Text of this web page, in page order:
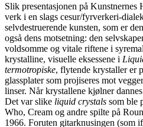
Slik presentasjonen på Kunstnernes
verk i en slags cesur/fyrverkeri-
selvdestruerende kunsten, som er
også dens motsetning: den
voldsomme og vitale riftene i
krystalline, visuelle eksessene i
termotropiske, flytende krystaller er
glassplater som projiseres mot
linser. Når krystallene kjølner
Det var slike liquid crystals som ble
Who, Cream og andre spilte på
1966. Foruten gitarknusingen (som